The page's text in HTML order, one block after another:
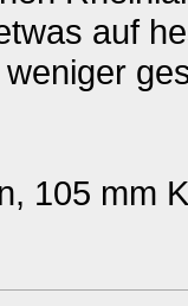
auf
105 mm